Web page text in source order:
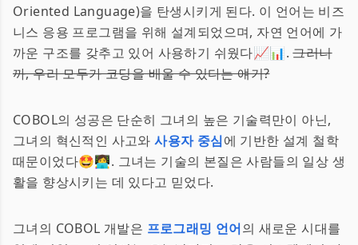
Oriented Language)을 탄생시키게 된다. 이 언어는 비즈
니스 응용 프로그램을 위해 설계되었으며, 자연 언어에 가
까운 구조를 갖추고 있어 사용하기 쉬웠다📈📊.그러니
까, 우리 모두가 코딩을 배울 수 있다는 얘기?
COBOL의 성공은 단순히 그녀의 높은 기술력만이 아닌,
그녀의 혁신적인 사고와사용자 중심에 기반한 설계 철학
때문이었다🤩👩‍💻. 그녀는 기술의 본질은 사람들의 일상 생
활을 향상시키는 데 있다고 믿었다.
그녀의 COBOL 개발은 프로그래밍 언어의 새로운 시대를